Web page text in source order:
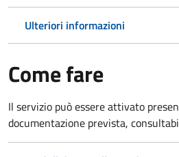
Ulteriori informazioni
Come fare
Il servizio può essere attivato
documentazione prevista,